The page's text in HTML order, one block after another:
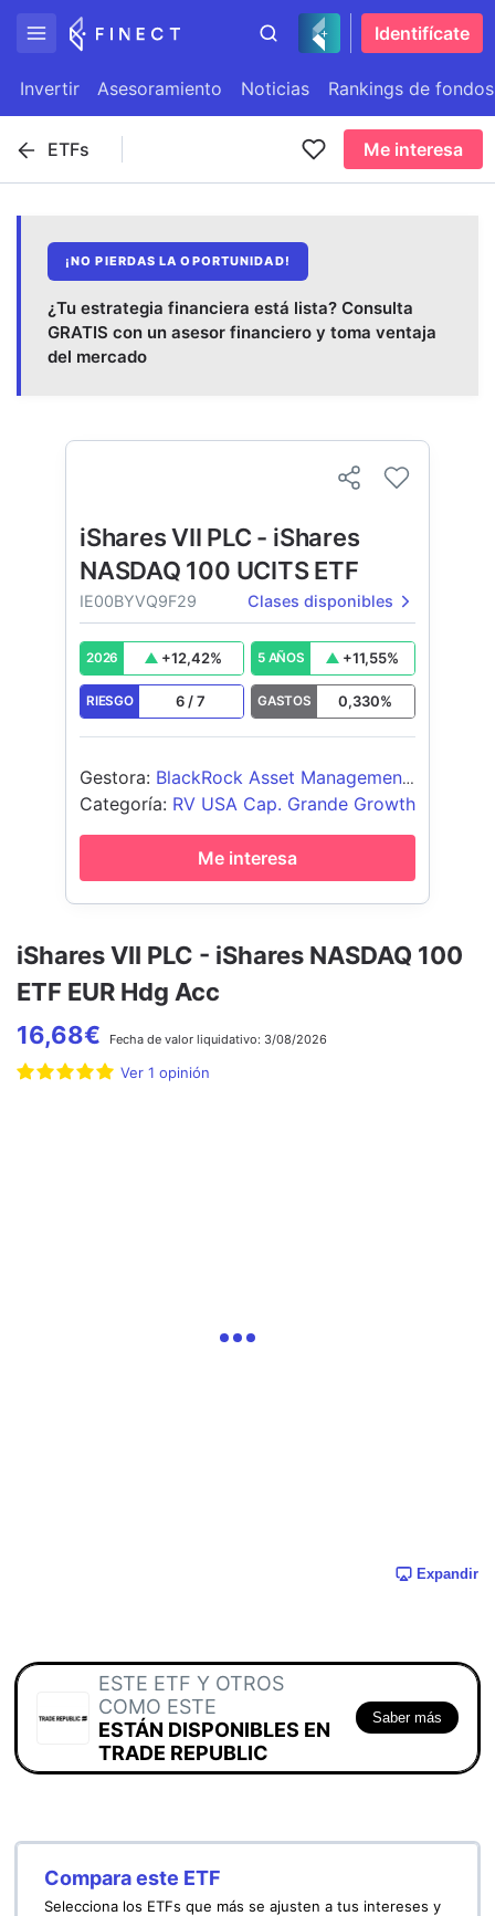
Identifícate
Invertir Asesoramiento Noticias Rankings de fondos
ETFs Me interesa
¡NO PIERDAS LA OPORTUNIDAD!
¿Tu estrategia financiera está lista? Consulta
GRATIS con un asesor financiero y toma ventaja
del mercado
iShares VII PLC - iShares NASDAQ 100
ETF EUR Hdg Acc
16,68€ Fecha de valor liquidativo: 3/08/2026
Ver 1 opinión
Expandir
ESTE ETF Y OTROS
COMO ESTE
ESTÁN DISPONIBLES EN
TRADE REPUBLIC
Saber más
Compara este ETF
Selecciona los ETFs que más se ajusten a tus intereses y
iShares VII PLC - iShares
NASDAQ 100 UCITS ETF
IE00BYVQ9F29 Clases disponibles
2026 +12,42% 5 AÑOS +11,55%
RIESGO 6 /7 GASTOS 0,330%
Gestora: BlackRock Asset Management
Ireland - ETF
Categoría: RV USA Cap. Grande Growth
Me interesa